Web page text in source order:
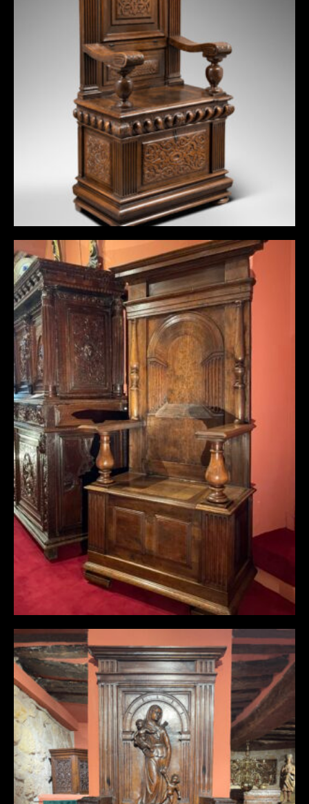
CHAYÈRE D’EPOQUE RENAISSANCE
CHAYÈRE DE LA RENAISSANCE À MOTIF DE
PERSPECTIVE